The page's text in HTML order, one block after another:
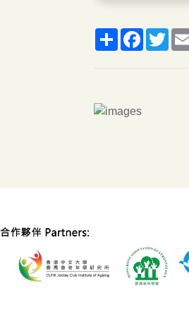
分
享
脸
书
推
特